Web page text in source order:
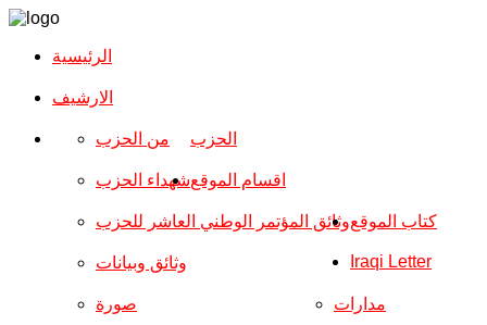
الرئيسية
الارشیف
الحزب من الحزب
شهداء الحزب
وثائق المؤتمر الوطني العاشر للحزب
وثائق وبيانات
اقسام الموقع
صورة مدارات
كتاب الموقع
Iraqi Letter